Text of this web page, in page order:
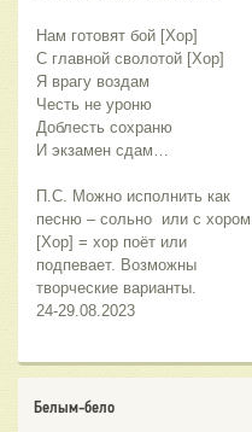
Нам готовят бой [Хор]
С главной сволотой [Хор]
Я врагу воздам
Честь не уроню
Доблесть сохраню
И экзамен сдам…
П.С. Можно исполнить как
песню – сольно  или с хором.
[Хор] = хор поёт или
подпевает. Возможны
творческие варианты.
24-29.08.2023
Белым-бело